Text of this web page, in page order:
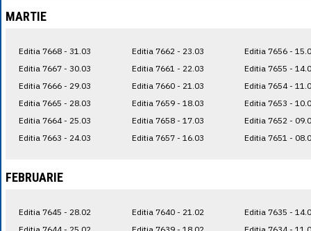
MARTIE
Editia 7668 - 31.03
Editia 7667 - 30.03
Editia 7666 - 29.03
Editia 7665 - 28.03
Editia 7664 - 25.03
Editia 7663 - 24.03
Editia 7662 - 23.03
Editia 7661 - 22.03
Editia 7660 - 21.03
Editia 7659 - 18.03
Editia 7658 - 17.03
Editia 7657 - 16.03
Editia 7656 -
Editia 7655 -
Editia 7654 -
Editia 7653 -
Editia 7652 -
Editia 7651 -
FEBRUARIE
Editia 7645 - 28.02
Editia 7644 - 25.02
Editia 7640 - 21.02
Editia 7639 - 18.02
Editia 7635 -
Editia 7634 -